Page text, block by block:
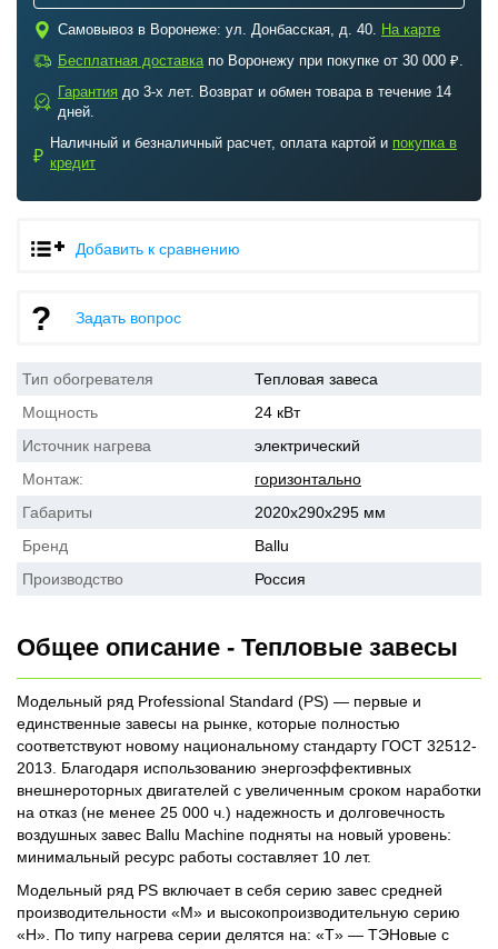
c Самовывоз в Воронеже: ул. Донбасская, д. 40. На карте
a Бесплатная доставкапо Воронежу при покупке от 30 000 ₽.
b
Гарантия до 3-х лет. Возврат и обмен товара в течение 14
дней.
₽
Наличный и безналичный расчет, оплата картой и покупка в
кредит
Добавить к сравнению
Задать вопрос
Тип обогревателя
Тепловая завеса
Мощность
24 кВт
Источник нагрева
электрический
Монтаж:
горизонтально
Габариты
2020x290x295 мм
Бренд
Ballu
Производство
Россия
Общее описание - Тепловые завесы
Модельный ряд Professional Standard (PS) — первые и
единственные завесы на рынке, которые полностью
соответствуют новому национальному стандарту ГОСТ 32512-
2013. Благодаря использованию энергоэффективных
внешнероторных двигателей с увеличенным сроком наработки
на отказ (не менее 25 000 ч.) надежность и долговечность
воздушных завес Ballu Machine подняты на новый уровень:
минимальный ресурс работы составляет 10 лет.
Модельный ряд PS включает в себя серию завес средней
производительности «M» и высокопроизводительную серию
«H». По типу нагрева серии делятся на: «T» — ТЭНовые с